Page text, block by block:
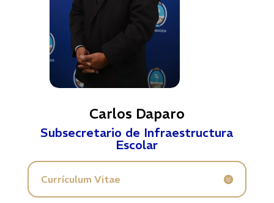
Carlos Daparo
Subsecretario de Infraestructura
Escolar
Currículum Vitae